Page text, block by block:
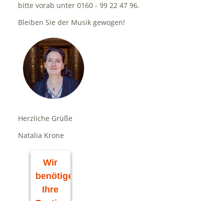
bitte vorab unter 0160 - 99 22 47 96.
Bleiben Sie der Musik gewogen!
Herzliche Grüße
Natalia Krone
Wir
benötigen
Ihre